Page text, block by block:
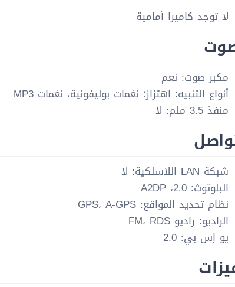
لا توجد كاميرا أمامية
مكبر صوت: نعم
أنواع التنبيه: اهتزاز؛ نغمات بوليفونية، نغمات MP3
منفذ 3.5 ملم: لا
شبكة LAN اللاسلكية: لا
البلوتوث: 2.0، A2DP
نظام تحديد المواقع: GPS، A-GPS
الراديو: راديو FM، RDS
يو إس بي: 2.0